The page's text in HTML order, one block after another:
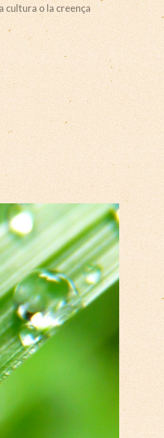
cultura o la creença